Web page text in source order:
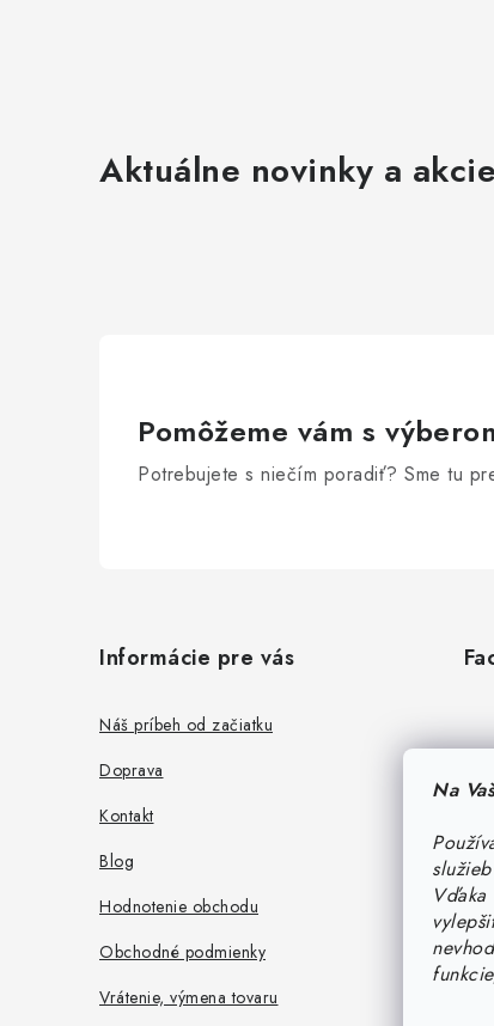
Na
Aktuálne novinky a
Pomôžeme vám s
Potrebujete s niečím poradiť? Sme tu
Informácie pre vás
Náš príbeh od začiatku
Doprava
Kontakt
Blog
Hodnotenie obchodu
Obchodné podmienky
Vrátenie, výmena tovaru